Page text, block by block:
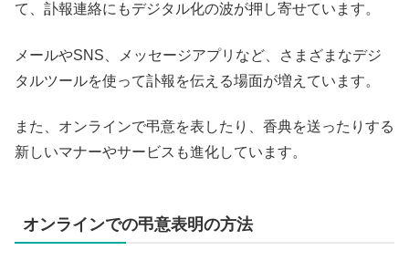
て、訃報連絡にもデジタル化の波が押し寄せています。
メールやSNS、メッセージアプリなど、さまざまなデジ
タルツールを使って訃報を伝える場面が増えています。
また、オンラインで弔意を表したり、香典を送ったりする
新しいマナーやサービスも進化しています。
オンラインでの弔意表明の方法